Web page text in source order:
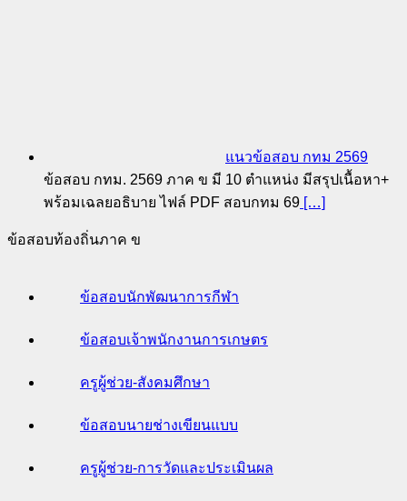
แนวข้อสอบ กทม 2569
ข้อสอบ กทม. 2569 ภาค ข มี 10 ตำแหน่ง มีสรุปเนื้อหา+
พร้อมเฉลยอธิบาย ไฟล์ PDF สอบกทม 69 […]
ข้อสอบท้องถิ่นภาค ข
ข้อสอบนักพัฒนาการกีฬา
ข้อสอบเจ้าพนักงานการเกษตร
ครูผู้ช่วย-สังคมศึกษา
ข้อสอบนายช่างเขียนแบบ
ครูผู้ช่วย-การวัดและประเมินผล